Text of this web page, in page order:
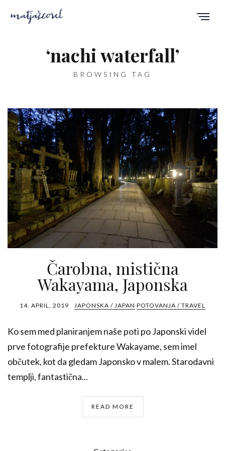
‘nachi waterfall’
BROWSING TAG
Čarobna, mistična
Wakayama, Japonska
14. APRIL, 2019 JAPONSKA / JAPAN POTOVANJA / TRAVEL
Ko sem med planiranjem naše poti po Japonski videl
prve fotografije prefekture Wakayame, sem imel
občutek, kot da gledam Japonsko v malem. Starodavni
templji, fantastična...
READ MORE